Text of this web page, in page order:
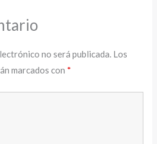
no será publicada. Los
marcados con *